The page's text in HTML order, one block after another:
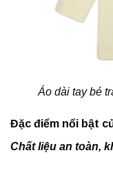
Áo dài tay bé
Đặc điểm nổi bật
Chất liệu an toàn,